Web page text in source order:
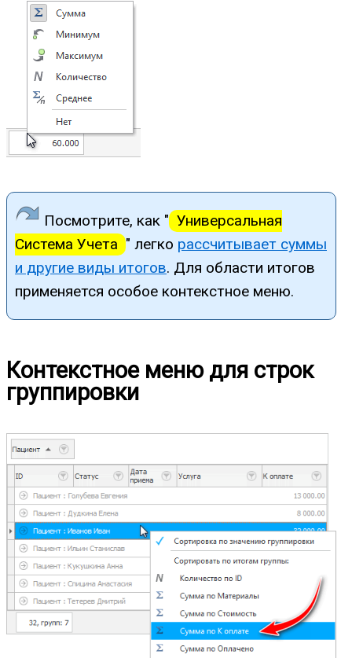
Посмотрите, как " Универсальная
Система Учета " легко рассчитывает суммы
и другие виды итогов. Для области итогов
применяется особое контекстное меню.
Контекстное меню для строк
группировки